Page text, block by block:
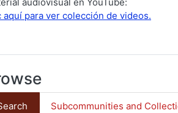
aquí para ver colección de videos.
Subcommunities and